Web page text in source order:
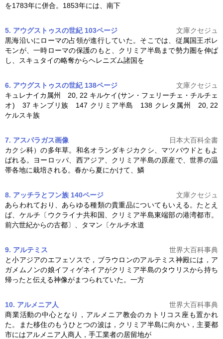
を1783年に併合。1853年には、南下
5. アウグストゥスの世紀 103ページ
文庫クセジュ
黒海沿いにローマの占領が進行していた。そこでは、従属国王ポレ
モンが、一時ローマの保護のもと、 クリミア半島 まで勢力圏を伸ば
し、スキュタイの略奪からヘレニズム諸国を
6. アウグストゥスの世紀 138ページ
文庫クセジュ
キュレナイカ属州 20, 22 キルケイ(サン・フェリーチェ・チルチェ
オ) 37 キンブリ族 147 クリミア半島 138 クレタ属州 20, 22
ケルスキ族
7. アスパラガス画像
日本大百科全書
カクシ科）の多年草。和名オランダキジカクシ、マツバウドともよ
ばれる。ヨーロッパ、西アジア、 クリミア半島の原産で、世界の温
帯各地に栽培される。春から夏にかけて、鱗
8. アッチラとフン族 140ページ
文庫クセジュ
あらわれており、あらゆる種類の貴重品についてもいえる。たとえ
ば、ケルチ〔ウクライナ共和国、 クリミア半島東端部の港湾都市。
前六世紀からの古都〕、タマン〔ケルチ水道
9. アルテミス
世界大百科事典
と小アジアのエフェソスで，ブラウロンのアルテミス神殿には，ア
ガメムノンの娘イフィゲネイアがクリミア半島のタウリスから持ち
帰ったと伝える神像がまつられていた。一方
10. アルメニア人
世界大百科事典
商業活動の中心となり，アルメニア教会のカトリコス座も置かれ
た。また移住のもうひとつの波は， クリミア半島に向かい，主要都
市にはアルメニア人商人，手工業者の居留地が